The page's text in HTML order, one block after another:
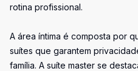
rotina profissional.
A área íntima é composta por
suítes que garantem
família. A suíte master se